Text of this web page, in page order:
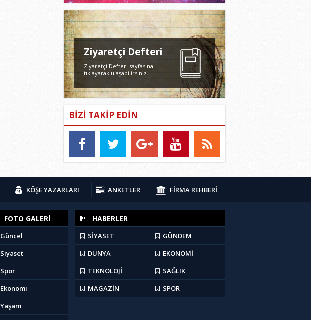
Ziyaretçi Defteri
Ziyaretçi Defteri sayfasına
tıklayarak ulaşabilirsiniz.
BİZİ TAKİP EDİN
KÖŞE YAZARLARI ANKETLER FİRMA REHBERİ
FOTO GALERİ
Güncel
Siyaset
Spor
Ekonomi
Yaşam
HABERLER
SİYASET
GÜNDEM
DÜNYA
EKONOMİ
TEKNOLOJİ
SAĞLIK
MAGAZİN
SPOR